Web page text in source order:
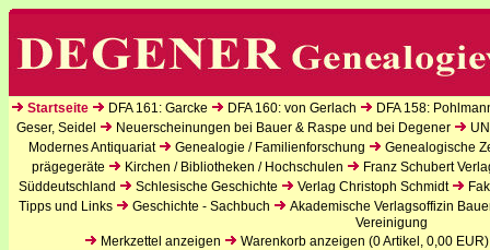
Startseite DFA 161: Garcke DFA 160: von Gerlach
DFA 158:
Geser, Seidel
Neuerscheinungen bei Bauer & Raspe und bei Degener
Modernes Antiquariat
Genealogie / Familienforschung
Genealogische
prägegeräte
Kirchen / Bibliotheken / Hochschulen
Franz Schubert
Süddeutschland
Schlesische Geschichte Verlag Christoph Schmidt
Tipps und Links
Geschichte - Sachbuch
Akademische Verlagsoffizin
Vereinigung
Merkzettel anzeigen
Warenkorb anzeigen (0Artikel, 0,00 EUR)